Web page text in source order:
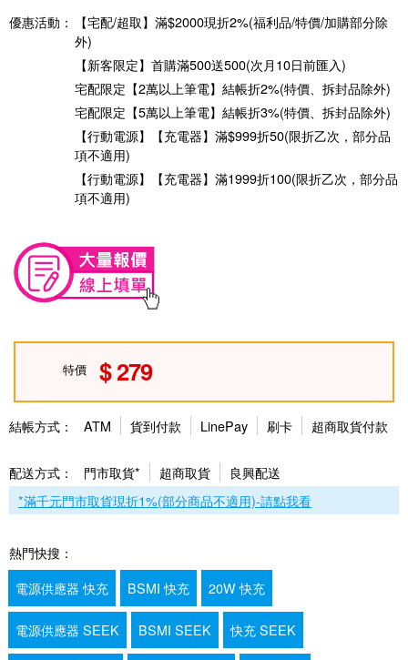
優惠活動：
【宅配/超取】滿$2000現折2%(福利品/特價/加購部分除
外)
【新客限定】首購滿500送500(次月10日前匯入)
宅配限定【2萬以上筆電】結帳折2%(特價、拆封品除外)
宅配限定【5萬以上筆電】結帳折3%(特價、拆封品除外)
【行動電源】【充電器】滿$999折50(限折乙次，部分品
項不適用)
【行動電源】【充電器】滿1999折100(限折乙次，部分品
項不適用)
特價 279
結帳方式： ATM 貨到付款 LinePay 刷卡 超商取貨付款
配送方式： 門市取貨* 超商取貨
良興配送
*滿千元門市取貨現折1%(部分商品不適用)-請點我看
熱門快搜：
電源供應器 快充
BSMI 快充 20W 快充
電源供應器 SEEK BSMI SEEK 快充 SEEK